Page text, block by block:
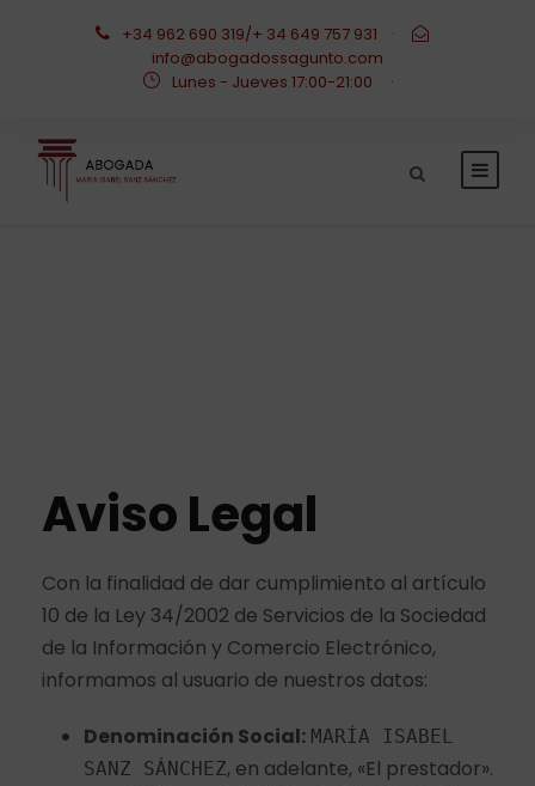
+34 962 690 319/+ 34 649 757 931
·
info@abogadossagunto.com
Lunes - Jueves 17:00-21:00
·
Aviso Legal
Con la finalidad de dar cumplimiento al artículo
10 de la Ley 34/2002 de Servicios de la Sociedad
de la Información y Comercio Electrónico,
informamos al usuario de nuestros datos:
Denominación Social: MARÍA ISABEL
SANZ SÁNCHEZ, en adelante, «El prestador».